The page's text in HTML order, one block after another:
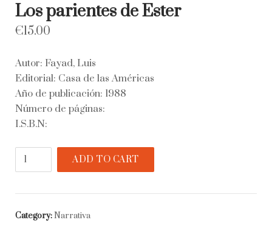
Los parientes de Ester
€15.00
Autor: Fayad, Luis
Editorial: Casa de las Américas
Año de publicación: 1988
Número de páginas:
I.S.B.N:
Los
Ester
quantity
ADD TO CART
Category:Narrativa